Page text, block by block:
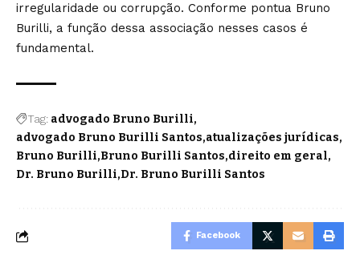
irregularidade ou corrupção. Conforme pontua Bruno
Burilli, a função dessa associação nesses casos é
fundamental.
Tag: advogado Bruno Burilli
advogado Bruno Burilli Santos atualizações jurídicas
Bruno Burilli Bruno Burilli Santos direito em geral
Dr. Bruno Burilli Dr. Bruno Burilli Santos
Facebook